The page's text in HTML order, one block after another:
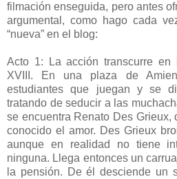
filmación enseguida, pero antes
argumental, como hago cada
“nueva” en el blog:
Acto 1: La acción transcurre en
XVIII. En una plaza de
estudiantes que juegan y se
tratando de seducir a las
se encuentra Renato Des Grieux,
conocido el amor. Des Grieux
aunque en realidad no tiene
ninguna. Llega entonces un
la pensión. De él desciende un